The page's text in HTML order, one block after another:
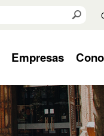
Buscar
Empresas